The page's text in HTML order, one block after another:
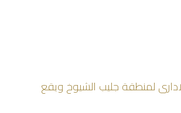
سينما. فى قلب المركز التجارى والادارى لمنطقة جليب الشيوخ ويقع